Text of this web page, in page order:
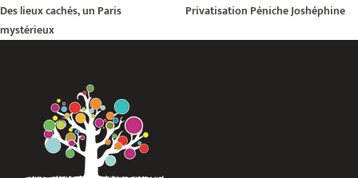
Des lieux cachés, un Paris
mystérieux
Privatisation Péniche Joshéphine